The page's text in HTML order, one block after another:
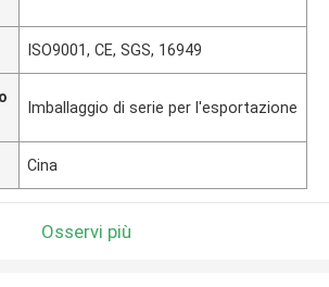
ISO9001, CE, SGS, 16949
Imballaggio di serie per l'esportazione
Cina
Osservi più